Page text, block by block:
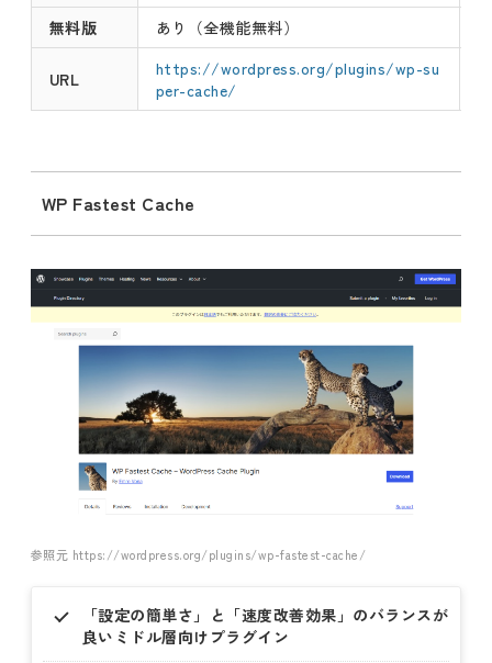
無料版 あり（全機能無料）
URL
https://wordpress.org/plugins/wp-su
per-cache/
WP Fastest Cache
参照元 https://wordpress.org/plugins/wp-fastest-cache/
「設定の簡単さ」と「速度改善効果」のバランスが
良いミドル層向けプラグイン